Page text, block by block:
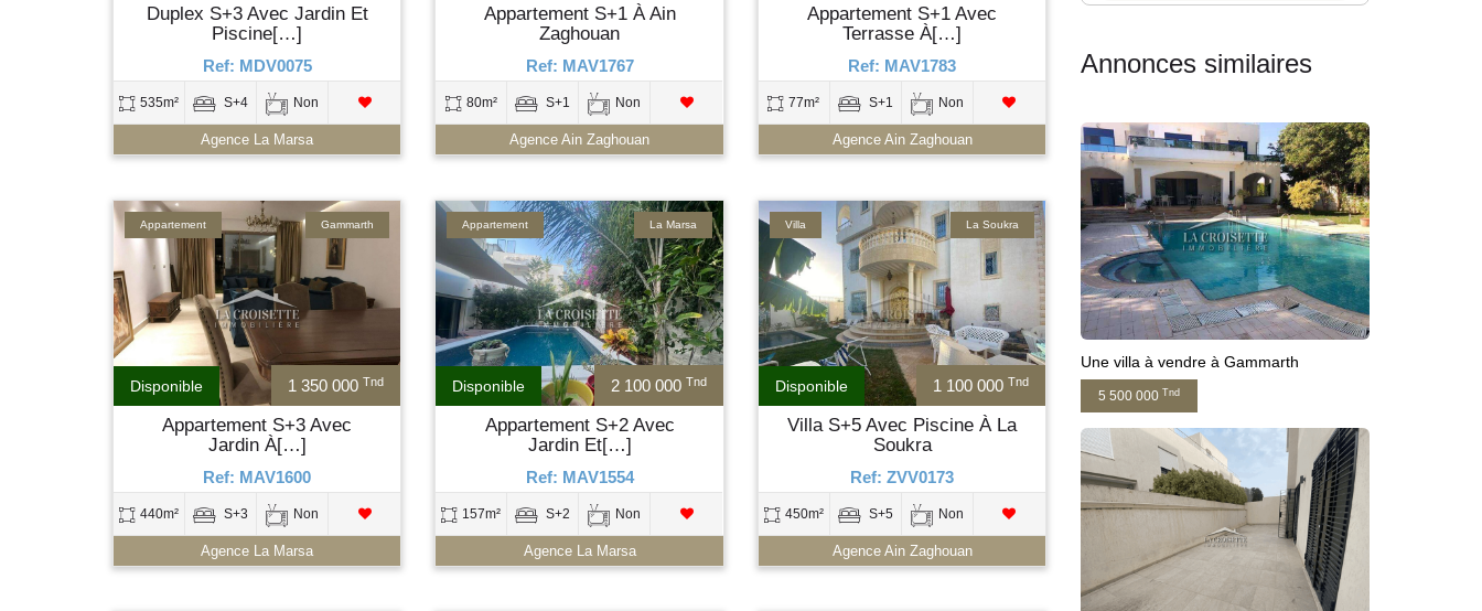
Duplex S+3 Avec Jardin Et
Piscine[…]
Ref: MDV0075
535m² S+4 Non
Agence La Marsa
Appartement S+1 À Ain
Zaghouan
Ref: MAV1767
80m² S+1 Non
Agence Ain Zaghouan
Appartement S+1 Avec
Terrasse À[…]
Ref: MAV1783
77m² S+1 Non
Agence Ain Zaghouan
1 350 000 Tnd
Disponible
Gammarth
Appartement
Appartement S+3 Avec
Jardin À[…]
Ref: MAV1600
440m² S+3 Non
Agence La Marsa
2 100 000 Tnd
Disponible
La Marsa
Appartement
Appartement S+2 Avec
Jardin Et[…]
Ref: MAV1554
157m² S+2 Non
Agence La Marsa
1 100 000 Tnd
Disponible
La Soukra
Villa
Villa S+5 Avec Piscine À La
Soukra
Ref: ZVV0173
450m² S+5 Non
Agence Ain Zaghouan
Annonces similaires
Une villa à vendre à Gammarth
5 500 000 Tnd